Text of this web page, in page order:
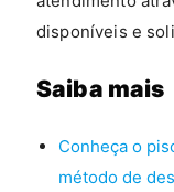
disponíveis e
Saiba mais
Conheça o
método de